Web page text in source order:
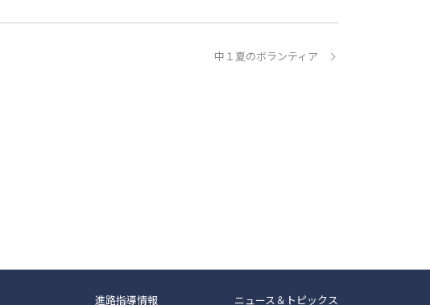
中１夏のボランティア
進路指導情報 ニュース＆トピックス